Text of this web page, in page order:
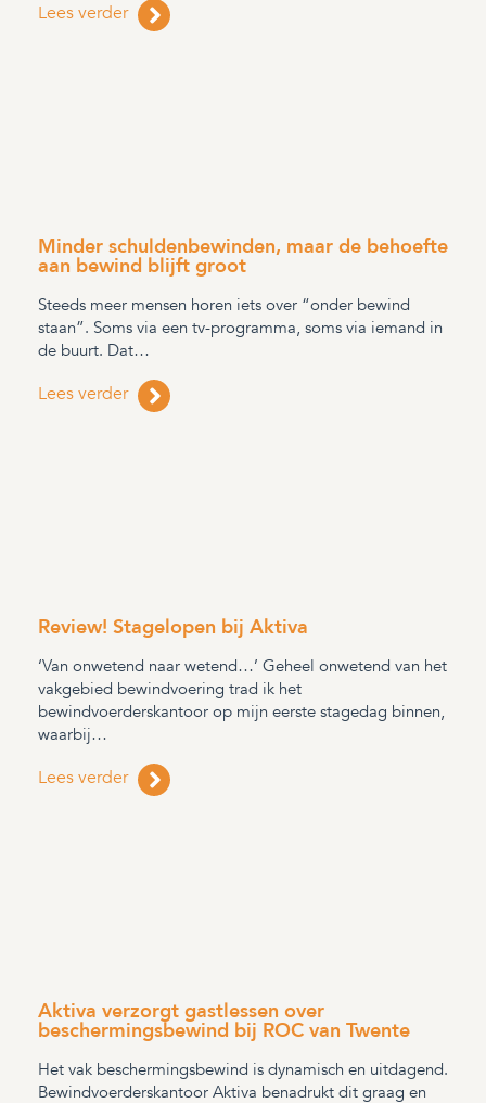
Lees verder
Minder schuldenbewinden, maar de behoefte
aan bewind blijft groot
Steeds meer mensen horen iets over “onder bewind
staan”. Soms via een tv-programma, soms via iemand in
de buurt. Dat…
Lees verder
Review! Stagelopen bij Aktiva
‘Van onwetend naar wetend…’ Geheel onwetend van het
vakgebied bewindvoering trad ik het
bewindvoerderskantoor op mijn eerste stagedag binnen,
waarbij…
Lees verder
Aktiva verzorgt gastlessen over
beschermingsbewind bij ROC van Twente
Het vak beschermingsbewind is dynamisch en uitdagend.
Bewindvoerderskantoor Aktiva benadrukt dit graag en